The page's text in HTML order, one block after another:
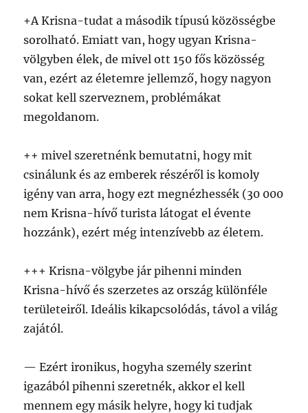
+A Krisna-tudat a második típusú közösségbe
sorolható. Emiatt van, hogy ugyan Krisna-
völgyben élek, de mivel ott 150 fős közösség
van, ezért az életemre jellemző, hogy nagyon
sokat kell szerveznem, problémákat
megoldanom.
++ mivel szeretnénk bemutatni, hogy mit
csinálunk és az emberek részéről is komoly
igény van arra, hogy ezt megnézhessék (30 000
nem Krisna-hívő turista látogat el évente
hozzánk), ezért még intenzívebb az életem.
+++ Krisna-völgybe jár pihenni minden
Krisna-hívő és szerzetes az ország különféle
területeiről. Ideális kikapcsolódás, távol a világ
zajától.
— Ezért ironikus, hogyha személy szerint
igazából pihenni szeretnék, akkor el kell
mennem egy másik helyre, hogy ki tudjak